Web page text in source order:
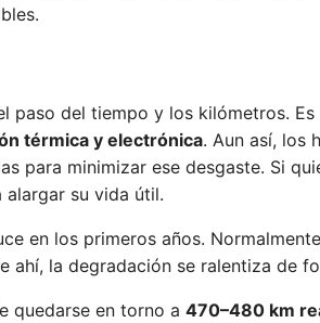
paso del tiempo y los kilómetros.
térmica y electrónica. Aun así, los
para minimizar ese desgaste. Si
alargar su vida útil.
en los primeros años.
ahí, la degradación se ralentiza de
quedarse en torno a 470–480 km